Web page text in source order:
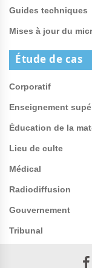
Guides techniques
Mises à jour du
Étude de cas
Corporatif
Enseignement
Éducation de la
Lieu de culte
Médical
Radiodiffusion
Gouvernement
Tribunal